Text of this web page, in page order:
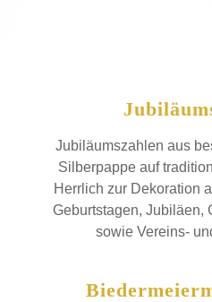
Jubiläumszahlen aus
Silberpappe auf
Herrlich zur Dekoration
Geburtstagen, Jubiläen,
sowie Vereins-